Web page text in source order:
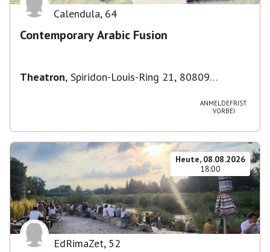
Calendula, 64
Contemporary Arabic Fusion
Theatron, Spiridon-Louis-Ring 21, 80809
ANMELDEFRIST
VORBEI
Heute, 08.08.2026
18:00
EdRimaZet, 52